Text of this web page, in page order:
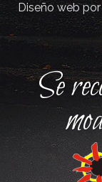
Diseño web
Se